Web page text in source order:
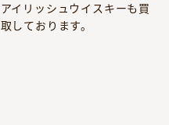
アイリッシュウイスキーも買
取しております。